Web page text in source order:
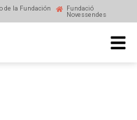
de la Fundación
Fundació
Novessendes